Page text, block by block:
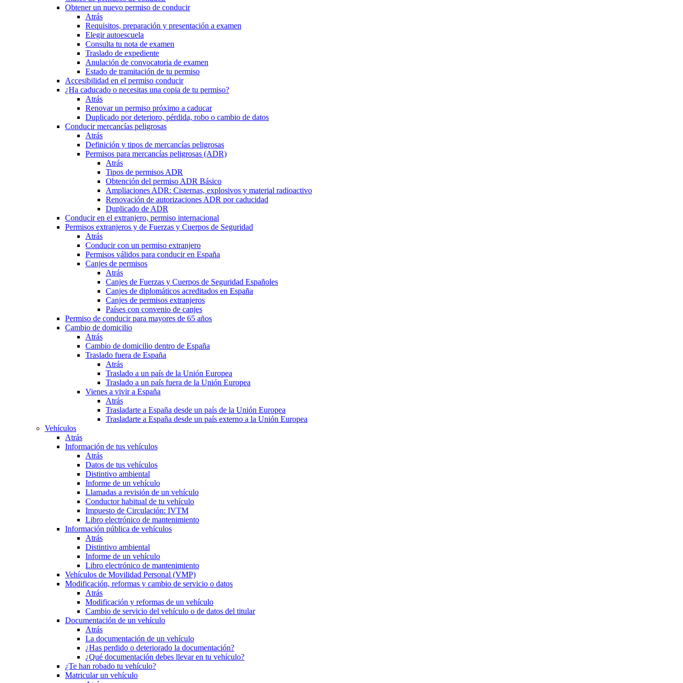
Obtener un nuevo permiso de conducir
Atrás
Requisitos, preparación y presentación a examen
Elegir autoescuela
Consulta tu nota de examen
Traslado de expediente
Anulación de convocatoria de examen
Estado de tramitación de tu permiso
Accesibilidad en el permiso conducir
¿Ha caducado o necesitas una copia de tu permiso?
Atrás
Renovar un permiso próximo a caducar
Duplicado por deterioro, pérdida, robo o cambio de datos
Conducir mercancías peligrosas
Atrás
Definición y tipos de mercancías peligrosas
Permisos para mercancías peligrosas (ADR)
Atrás
Tipos de permisos ADR
Obtención del permiso ADR Básico
Ampliaciones ADR: Cisternas, explosivos y material radioactivo
Renovación de autorizaciones ADR por caducidad
Duplicado de ADR
Conducir en el extranjero, permiso internacional
Permisos extranjeros y de Fuerzas y Cuerpos de Seguridad
Atrás
Conducir con un permiso extranjero
Permisos válidos para conducir en España
Canjes de permisos
Atrás
Canjes de Fuerzas y Cuerpos de Seguridad Españoles
Canjes de diplomáticos acreditados en España
Canjes de permisos extranjeros
Países con convenio de canjes
Permiso de conducir para mayores de 65 años
Cambio de domicilio
Atrás
Cambio de domicilio dentro de España
Traslado fuera de España
Atrás
Traslado a un país de la Unión Europea
Traslado a un país fuera de la Unión Europea
Vienes a vivir a España
Atrás
Trasladarte a España desde un país de la Unión Europea
Trasladarte a España desde un país externo a la Unión Europea
Vehículos
Atrás
Información de tus vehículos
Atrás
Datos de tus vehículos
Distintivo ambiental
Informe de un vehículo
Llamadas a revisión de un vehículo
Conductor habitual de tu vehículo
Impuesto de Circulación: IVTM
Libro electrónico de mantenimiento
Información pública de vehículos
Atrás
Distintivo ambiental
Informe de un vehículo
Libro electrónico de mantenimiento
Vehículos de Movilidad Personal (VMP)
Modificación, reformas y cambio de servicio o datos
Atrás
Modificación y reformas de un vehículo
Cambio de servicio del vehículo o de datos del titular
Documentación de un vehículo
Atrás
La documentación de un vehículo
¿Has perdido o deteriorado la documentación?
¿Qué documentación debes llevar en tu vehículo?
¿Te han robado tu vehículo?
Matricular un vehículo